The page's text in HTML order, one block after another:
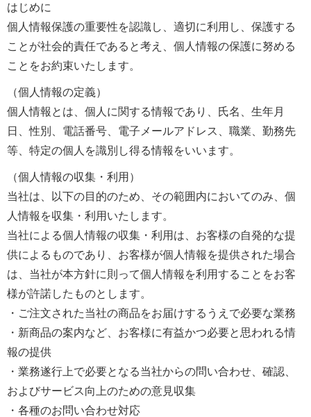
はじめに
個人情報保護の重要性を認識し、適切に利用し、保護する
ことが社会的責任であると考え、個人情報の保護に努める
ことをお約束いたします。
（個人情報の定義）
個人情報とは、個人に関する情報であり、氏名、生年月
日、性別、電話番号、電子メールアドレス、職業、勤務先
等、特定の個人を識別し得る情報をいいます。
（個人情報の収集・利用）
当社は、以下の目的のため、その範囲内においてのみ、個
人情報を収集・利用いたします。
当社による個人情報の収集・利用は、お客様の自発的な提
供によるものであり、お客様が個人情報を提供された場合
は、当社が本方針に則って個人情報を利用することをお客
様が許諾したものとします。
・ご注文された当社の商品をお届けするうえで必要な業務
・新商品の案内など、お客様に有益かつ必要と思われる情
報の提供
・業務遂行上で必要となる当社からの問い合わせ、確認、
およびサービス向上のための意見収集
・各種のお問い合わせ対応